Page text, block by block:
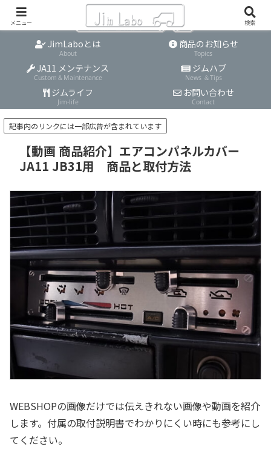
JimLaboとは
About
商品のお知らせ
Topics
JA11 メンテナンス
Custom＆Maintenance
ジムハブ
News ＆Tips
ジムライフ
Jim-life
お問い合わせ
Contact
記事内のリンクには一部広告が含まれています
【動画 商品紹介】エアコンパネルカバー
JA11 JB31用 商品と取付方法
WEBSHOPの画像だけでは伝えきれない画像や動画を紹介
します。付属の取付説明書でわかりにくい時にも参考にし
てください。
メニュー 検索